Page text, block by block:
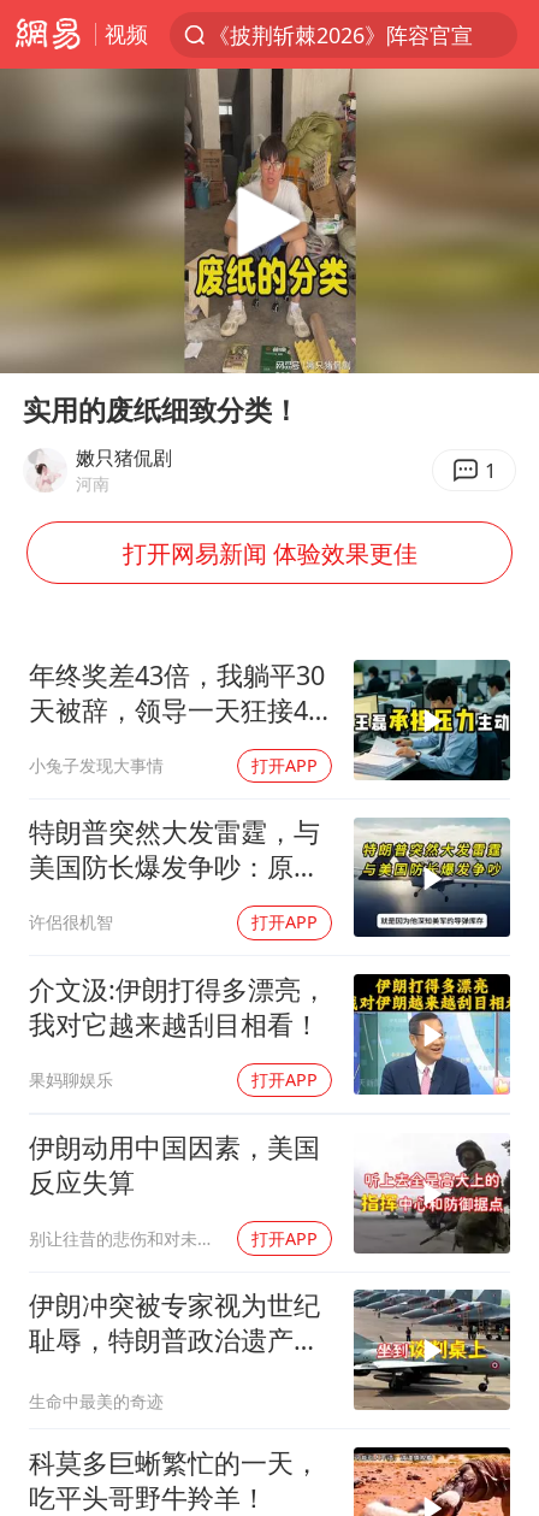
视频
《披荆斩棘2026》阵容官宣
于东来回应胖东来近25年老店年底关闭
浙江省甬江发生2026年第1号洪水
刘嘉玲晒与周星驰合照
国足U17与阿森纳决赛取消 并列冠军
以军士兵把枪口对准中国记者
猫咪过火把节被抹成黑猫
BLG经理辟谣Bin离队
曹颖儿子首次演长剧
“开学三件套”全线暴涨
总书记点赞的非遗苗绣焕发新生机
Play
实用的废纸细致分类！
嫩只猪侃剧
河南 1
打开网易新闻 体验效果更佳
年终奖差43倍，我躺平30
天被辞，领导一天狂接47
小兔子发现大事情 打开APP
特朗普突然大发雷霆，与
美国防长爆发争吵：原来
许侶很机智 打开APP
介文汲:伊朗打得多漂亮，
我对它越来越刮目相看！
果妈聊娱乐 打开APP
伊朗动用中国因素，美国
反应失算
别让往昔的悲伤和对未来的恐惧 打开APP
伊朗冲突被专家视为世纪
耻辱，特朗普政治遗产遭
生命中最美的奇迹
科莫多巨蜥繁忙的一天，
吃平头哥野牛羚羊！